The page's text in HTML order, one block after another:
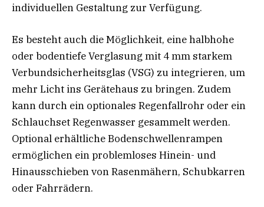
individuellen Gestaltung zur Verfügung.
Es besteht auch die Möglichkeit, eine halbhohe
oder bodentiefe Verglasung mit 4 mm starkem
Verbundsicherheitsglas (VSG) zu integrieren, um
mehr Licht ins Gerätehaus zu bringen. Zudem
kann durch ein optionales Regenfallrohr oder ein
Schlauchset Regenwasser gesammelt werden.
Optional erhältliche Bodenschwellenrampen
ermöglichen ein problemloses Hinein- und
Hinausschieben von Rasenmähern, Schubkarren
oder Fahrrädern.